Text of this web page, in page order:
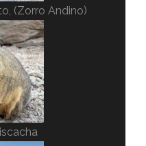
(Zorro Andino)